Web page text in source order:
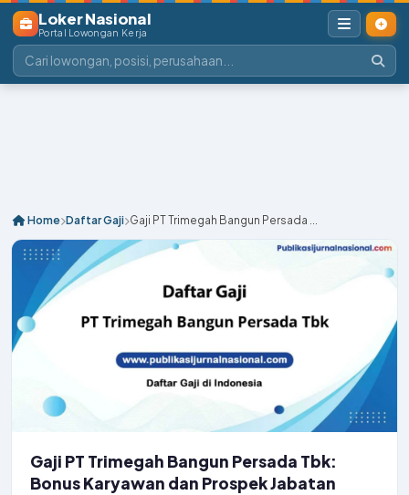
Loker Nasional
Portal Lowongan Kerja
Home Daftar Gaji Gaji PT Trimegah Bangun Persada ...
Gaji PT Trimegah Bangun Persada Tbk:
Bonus Karyawan dan Prospek Jabatan